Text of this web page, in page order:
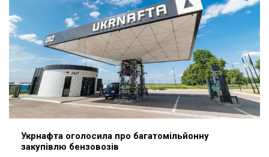
Укрнафта оголосила про багатомільйонну
закупівлю бензовозів